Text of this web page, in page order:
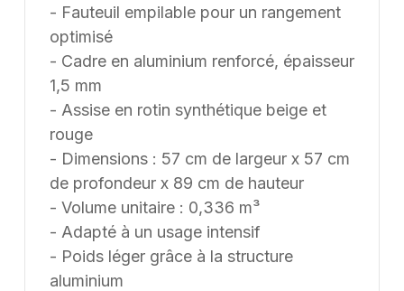
- Fauteuil empilable pour un rangement
optimisé
- Cadre en aluminium renforcé, épaisseur
1,5 mm
- Assise en rotin synthétique beige et
rouge
- Dimensions : 57 cm de largeur x 57 cm
de profondeur x 89 cm de hauteur
- Volume unitaire : 0,336 m³
- Adapté à un usage intensif
- Poids léger grâce à la structure
aluminium